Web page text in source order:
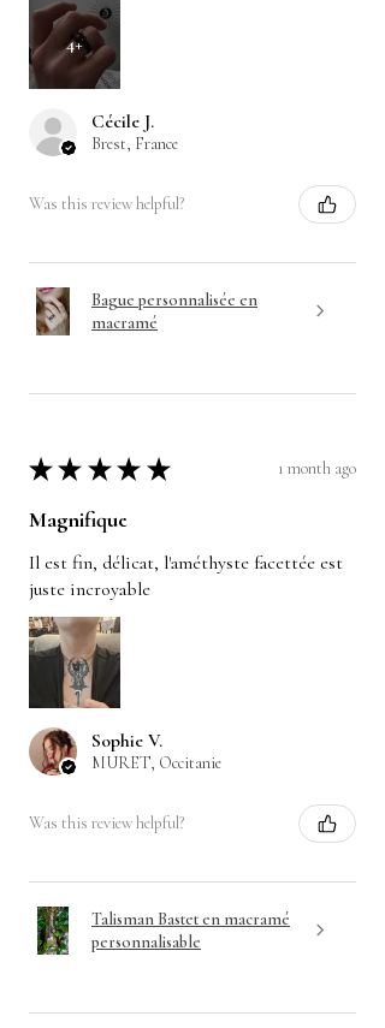
4+
Cécile J.
Brest, France
Was this review helpful?
Bague personnalisée en
macramé
★ ★ ★ ★ ★ 1 month ago
Magnifique
Il est fin, délicat, l'améthyste facettée est
juste incroyable
Sophie V.
MURET, Occitanie
Was this review helpful?
Talisman Bastet en macramé
personnalisable